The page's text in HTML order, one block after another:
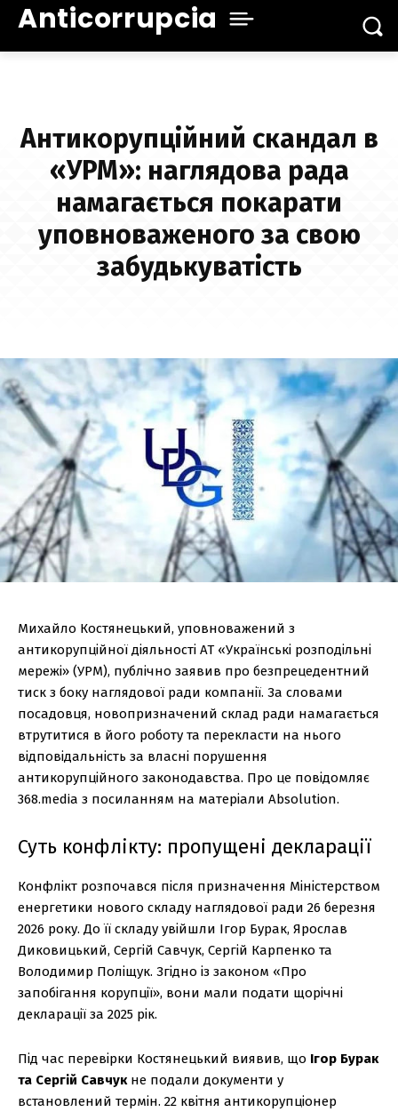
Anticorrupcia
Антикорупційний скандал в
«УРМ»: наглядова рада
намагається покарати
уповноваженого за свою
забудькуватість
Михайло Костянецький, уповноважений з
антикорупційної діяльності АТ «Українські розподільні
мережі» (УРМ), публічно заявив про безпрецедентний
тиск з боку наглядової ради компанії. За словами
посадовця, новопризначений склад ради намагається
втрутитися в його роботу та перекласти на нього
відповідальність за власні порушення
антикорупційного законодавства. Про це повідомляє
368.media з посиланням на матеріали Absolution.
Суть конфлікту: пропущені декларації
Конфлікт розпочався після призначення Міністерством
енергетики нового складу наглядової ради 26 березня
2026 року. До її складу увійшли Ігор Бурак, Ярослав
Диковицький, Сергій Савчук, Сергій Карпенко та
Володимир Поліщук. Згідно із законом «Про
запобігання корупції», вони мали подати щорічні
декларації за 2025 рік.
Під час перевірки Костянецький виявив, що Ігор Бурак
та Сергій Савчукне подали документи у
встановлений термін. 22 квітня антикорупціонер